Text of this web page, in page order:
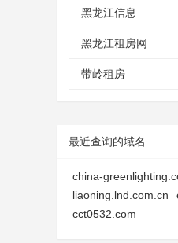
黑龙江信息
黑龙江租房网
带岭租房
最近查询的域名
china-
liaoning.lnd.com.cn
cct0532.com